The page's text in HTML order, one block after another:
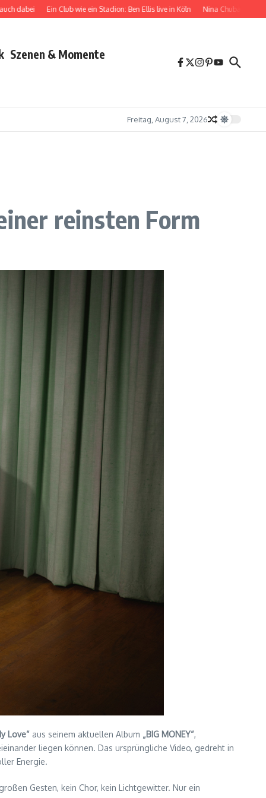
Ein Club wie ein Stadion: Ben Ellis live in Köln Nina Chuba zwischen
Szenen & Momente
Freitag, August 7, 2026
reinsten Form
Love“ aus seinem aktuellen Album „BIG MONEY“,
liegen können. Das ursprüngliche Video, gedreht in
Energie.
Gesten, kein Chor, kein Lichtgewitter. Nur ein